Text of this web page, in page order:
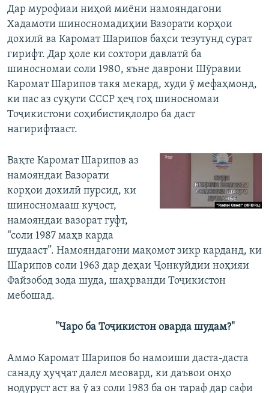
Дар мурофиаи ниҳоӣ миёни намояндагони
Хадамоти шиносномадиҳии Вазорати корҳои
дохилӣ ва Каромат Шарипов баҳси тезутунд сурат
гирифт. Дар ҳоле ки сохтори давлатӣ ба
шиносномаи соли 1980, яъне даврони Шӯравии
Каромат Шарипов такя мекард, худи ӯ мефаҳмонд,
ки пас аз суқути СССР ҳеҷ гоҳ шиносномаи
Тоҷикистони соҳибистиқлолро ба даст
нагирифтааст.
Вақте Каромат Шарипов аз
намояндаи Вазорати
корҳои дохилӣ пурсид, ки
шиносномааш куҷост,
намояндаи вазорат гуфт,
“соли 1987 маҳв карда
шудааст”. Намояндагони мақомот зикр карданд, ки
Шарипов соли 1963 дар деҳаи Ҷонкуйдии ноҳияи
Файзобод зода шуда, шаҳрванди Тоҷикистон
мебошад.
"Чаро ба Тоҷикистон оварда шудам?"
Аммо Каромат Шарипов бо намоиши даста-даста
санаду ҳуҷҷат далел меовард, ки даъвои онҳо
нодуруст аст ва ӯ аз соли 1983 ба он тараф дар сафи